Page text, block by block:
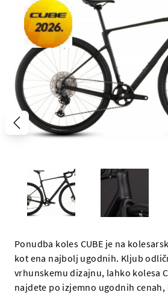
Ponudba koles CUBE je na
kot ena najbolj ugodnih. Kljub
vrhunskemu dizajnu, lahko kolesa
najdete po izjemno ugodnih cenah,